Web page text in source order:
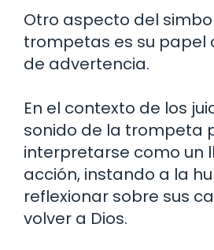
Otro aspecto del
trompetas es su papel
de advertencia.
En el contexto de los
sonido de la trompeta
interpretarse como un
acción, instando a la
reflexionar sobre sus
volver a Dios.